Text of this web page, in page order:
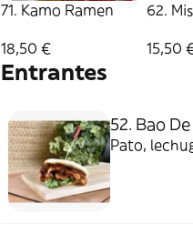
71. Kamo Ramen
18,50 €
62.
15,50
Entrantes
52. Bao
Pato,